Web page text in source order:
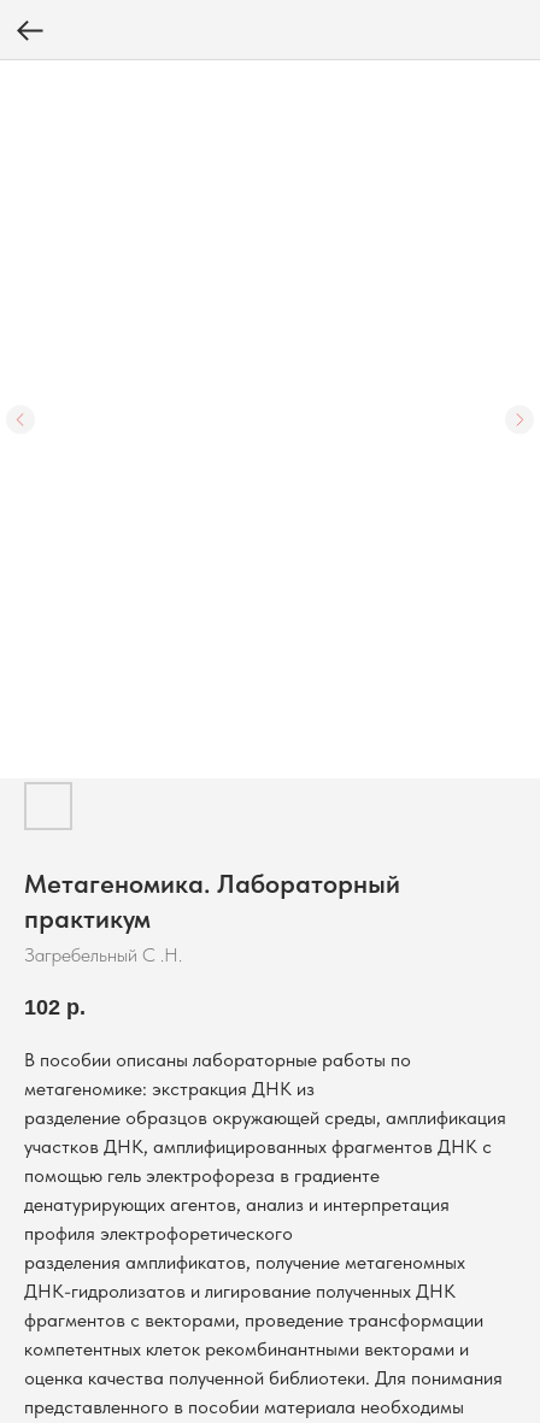
Метагеномика. Лабораторный
практикум
Загребельный С .Н.
102 р.
В пособии описаны лабораторные работы по
метагеномике: экстракция ДНК из
разделение образцов окружающей среды, амплификация
участков ДНК, амплифицированных фрагментов ДНК с
помощью гель электрофореза в градиенте
денатурирующих агентов, анализ и интерпретация
профиля электрофоретического
разделения амплификатов, получение метагеномных
ДНК-гидролизатов и лигирование полученных ДНК
фрагментов с векторами, проведение трансформации
компетентных клеток рекомбинантными векторами и
оценка качества полученной библиотеки. Для понимания
представленного в пособии материала необходимы